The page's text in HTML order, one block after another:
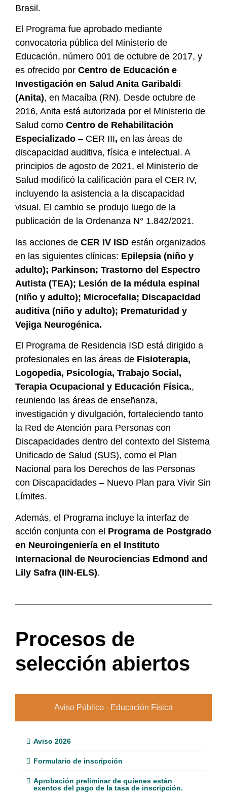
Brasil.
El Programa fue aprobado mediante
convocatoria pública del Ministerio de
Educación, número 001 de octubre de 2017, y
es ofrecido por Centro de Educación e
Investigación en Salud Anita Garibaldi
(Anita), en Macaíba (RN). Desde octubre de
2016, Anita está autorizada por el Ministerio de
Salud como Centro de Rehabilitación
Especializado – CER III, en las áreas de
discapacidad auditiva, física e intelectual. A
principios de agosto de 2021, el Ministerio de
Salud modificó la calificación para el CER IV,
incluyendo la asistencia a la discapacidad
visual. El cambio se produjo luego de la
publicación de la Ordenanza N° 1.842/2021.
las acciones de CER IV ISD están organizados
en las siguientes clínicas: Epilepsia (niño y
adulto); Parkinson; Trastorno del Espectro
Autista (TEA); Lesión de la médula espinal
(niño y adulto); Microcefalia; Discapacidad
auditiva (niño y adulto); Prematuridad y
Vejiga Neurogénica.
El Programa de Residencia ISD está dirigido a
profesionales en las áreas de Fisioterapia,
Logopedia, Psicología, Trabajo Social,
Terapia Ocupacional y Educación Física.,
reuniendo las áreas de enseñanza,
investigación y divulgación, fortaleciendo tanto
la Red de Atención para Personas con
Discapacidades dentro del contexto del Sistema
Unificado de Salud (SUS), como el Plan
Nacional para los Derechos de las Personas
con Discapacidades – Nuevo Plan para Vivir Sin
Límites.
Además, el Programa incluye la interfaz de
acción conjunta con el Programa de Postgrado
en Neuroingeniería en el Instituto
Internacional de Neurociencias Edmond and
Lily Safra (IIN-ELS).
Procesos de
selección abiertos
Aviso Público - Educación Física
Aviso 2026
Formulario de inscripción
Aprobación preliminar de quienes están
exentos del pago de la tasa de inscripción.